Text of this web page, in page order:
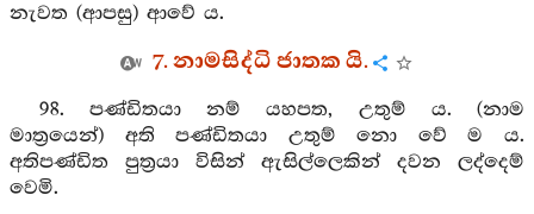
නැවත (ආපසු) ආවේ ය.
7. නාමසිද්ධි ජාතක යි.
98. පණ්ඩිතයා නම් යහපත, උතුම් ය. (නාම
මාත්‍රයෙන්) අති පණ්ඩිතයා උතුම් නො වේ ම ය.
අතිපණ්ඩිත පුත්‍රයා විසින් ඇසිල්ලෙකින් දවන ලද්දෙම්
වෙමි.